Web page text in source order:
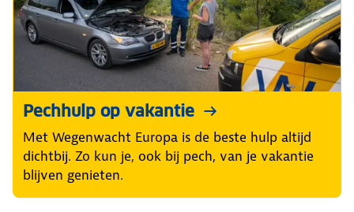
Pechhulp op vakantie
Met Wegenwacht Europa is de beste hulp altijd
dichtbij. Zo kun je, ook bij pech, van je vakantie
blijven genieten.